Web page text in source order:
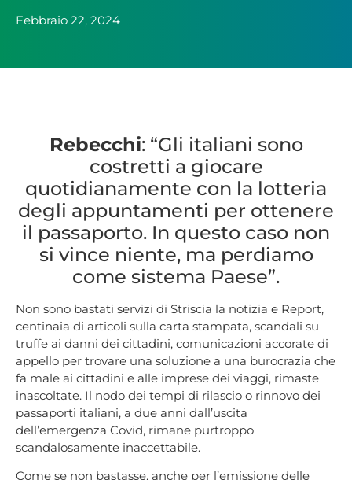
Febbraio 22, 2024
Rebecchi: “Gli italiani sono
costretti a giocare
quotidianamente con la lotteria
degli appuntamenti per ottenere
il passaporto. In questo caso non
si vince niente, ma perdiamo
come sistema Paese”.
Non sono bastati servizi di Striscia la notizia e Report,
centinaia di articoli sulla carta stampata, scandali su
truffe ai danni dei cittadini, comunicazioni accorate di
appello per trovare una soluzione a una burocrazia che
fa male ai cittadini e alle imprese dei viaggi, rimaste
inascoltate. Il nodo dei tempi di rilascio o rinnovo dei
passaporti italiani, a due anni dall’uscita
dell’emergenza Covid, rimane purtroppo
scandalosamente inaccettabile.
Come se non bastasse, anche per l’emissione delle